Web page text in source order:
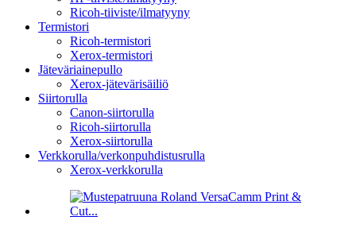
Ricoh-tiiviste/ilmatyyny
Termistori
Ricoh-termistori
Xerox-termistori
Jäteväriainepullo
Xerox-jätevärisäiliö
Siirtorulla
Canon-siirtorulla
Ricoh-siirtorulla
Xerox-siirtorulla
Verkkorulla/verkonpuhdistusrulla
Xerox-verkkorulla